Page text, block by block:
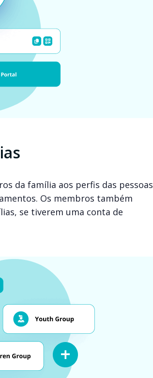
da família aos perfis das pessoas
Os membros também
se tiverem uma conta de